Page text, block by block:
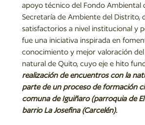
apoyo técnico del Fondo Ambiental
Secretaría de Ambiente del Distrito,
satisfactorios a nivel institucional y
fue una iniciativa inspirada en
conocimiento y mejor valoración
natural de Quito, cuyo eje e hito
realización de encuentros con la
parte de un proceso de formación
comuna de Iguiñaro (parroquia de
barrio La Josefina (Carcelén).